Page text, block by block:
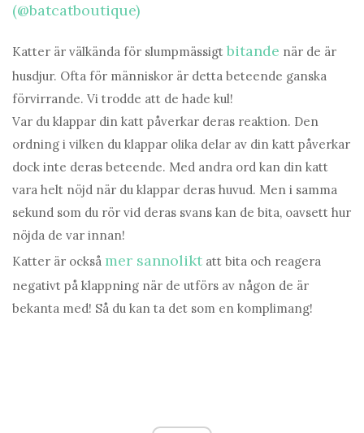
(@batcatboutique)
Katter är välkända för slumpmässigtbitande när de är
husdjur. Ofta för människor är detta beteende ganska
förvirrande. Vi trodde att de hade kul!
Var du klappar din katt påverkar deras reaktion. Den
ordning i vilken du klappar olika delar av din katt påverkar
dock inte deras beteende. Med andra ord kan din katt
vara helt nöjd när du klappar deras huvud. Men i samma
sekund som du rör vid deras svans kan de bita, oavsett hur
nöjda de var innan!
Katter är också mer sannolikt att bita och reagera
negativt på klappning när de utförs av någon de är
bekanta med! Så du kan ta det som en komplimang!